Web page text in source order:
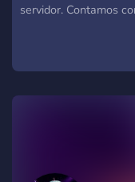
servidor. Contamos
recompensamos a